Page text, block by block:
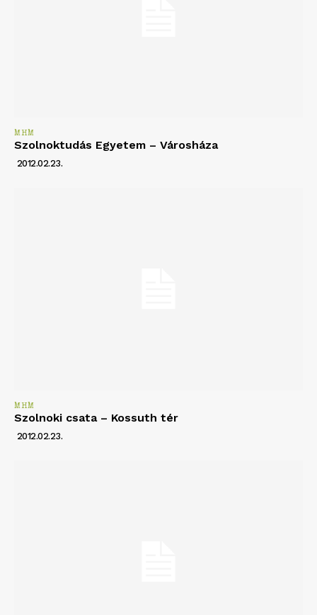
MHM
Szolnoktudás Egyetem – Városháza
2012.02.23.
MHM
Szolnoki csata – Kossuth tér
2012.02.23.